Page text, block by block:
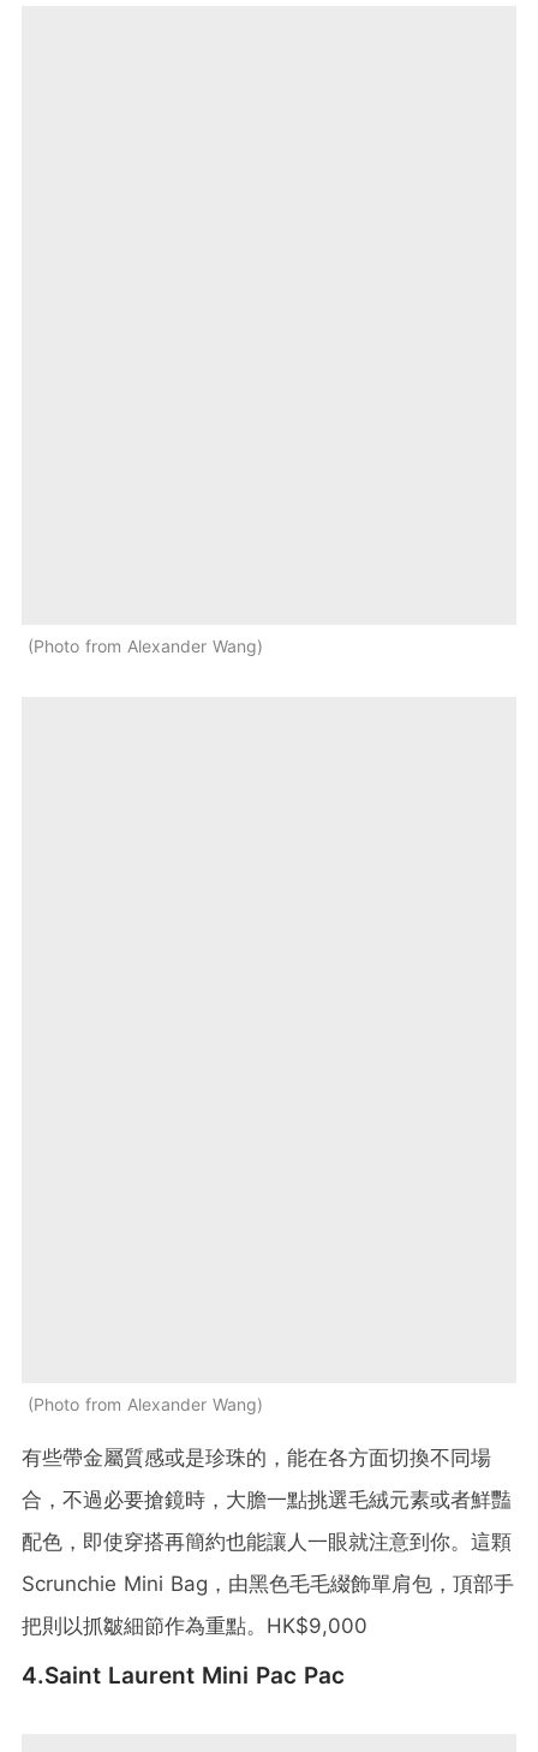
Photo from Alexander Wang
Photo from Alexander Wang
有些帶金屬質感或是珍珠的，能在各方面切換不同場
合，不過必要搶鏡時，大膽一點挑選毛絨元素或者鮮豔
配色，即使穿搭再簡約也能讓人一眼就注意到你。這顆
Scrunchie Mini Bag，由黑色毛毛綴飾單肩包，頂部手
把則以抓皺細節作為重點。HK$9,000
4.Saint Laurent Mini Pac Pac